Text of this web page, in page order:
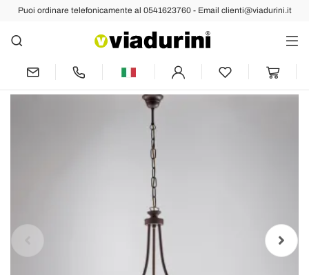
Puoi ordinare telefonicamente al 0541623760 - Email clienti@viadurini.it
Indietro Prec Succ
Lampadario in metallo e ceramica per
valorizzare gli interni – Eclisse